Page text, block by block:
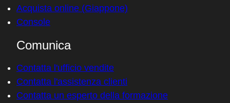
Acquista online (Giappone)
Console
Comunica
Contatta l'ufficio vendite
Contatta l'assistenza clienti
Contatta un esperto della formazione